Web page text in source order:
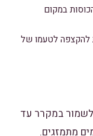
במקום
להקצפה לטעמו של
במקרר עד
מתמזגים.